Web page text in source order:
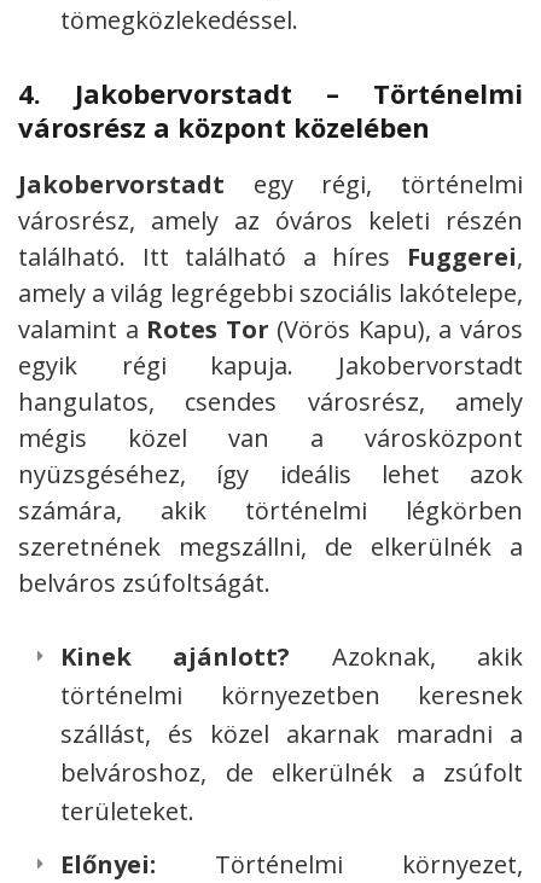
tömegközlekedéssel.
4. Jakobervorstadt – Történelmi
városrész a központ közelében
Jakobervorstadt egy régi, történelmi
városrész, amely az óváros keleti részén
található. Itt található a híres Fuggerei,
amely a világ legrégebbi szociális lakótelepe,
valamint a Rotes Tor (Vörös Kapu), a város
egyik régi kapuja. Jakobervorstadt
hangulatos, csendes városrész, amely
mégis közel van a városközpont
nyüzsgéséhez, így ideális lehet azok
számára, akik történelmi légkörben
szeretnének megszállni, de elkerülnék a
belváros zsúfoltságát.
Kinek ajánlott? Azoknak, akik
történelmi környezetben keresnek
szállást, és közel akarnak maradni a
belvároshoz, de elkerülnék a zsúfolt
területeket.
Előnyei: Történelmi környezet,